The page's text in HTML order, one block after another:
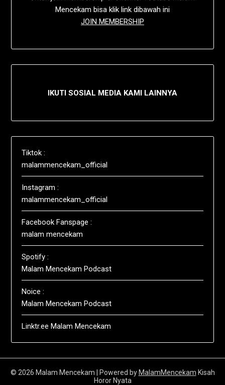
Mencekam bisa klik link dibawah ini
JOIN MEMBERSHIP
IKUTI SOSIAL MEDIA KAMI LAINNYA
Tiktok :
malammencekam_official
Instagram :
malammencekam_official
Facebook Fanspage :
malam mencekam
Spotify :
Malam Mencekam Podcast
Noice :
Malam Mencekam Podcast
Linktr.ee Malam Mencekam
© 2026 Malam Mencekam | Powered by MalamMencekam Kisah
Horor Nyata